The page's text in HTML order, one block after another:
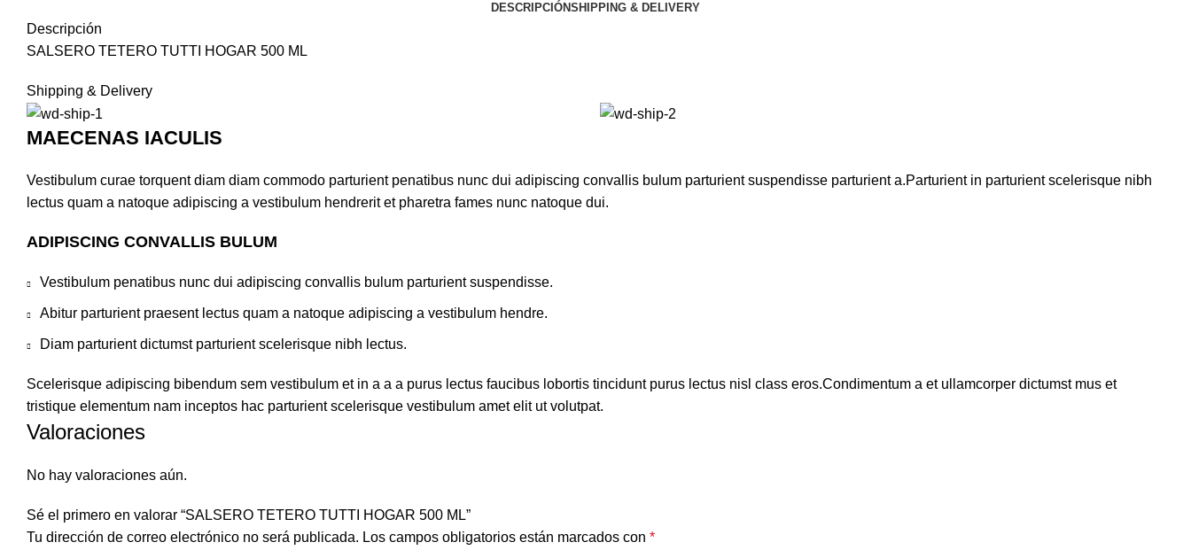
DESCRIPCIÓNSHIPPING & DELIVERY
Descripción
SALSERO TETERO TUTTI HOGAR 500 ML
Shipping & Delivery
MAECENAS IACULIS
Vestibulum curae torquent diam diam commodo parturient penatibus nunc dui adipiscing convallis bulum parturient suspendisse parturient a.Parturient in parturient scelerisque nibh
lectus quam a natoque adipiscing a vestibulum hendrerit et pharetra fames nunc natoque dui.
ADIPISCING CONVALLIS BULUM
Vestibulum penatibus nunc dui adipiscing convallis bulum parturient suspendisse.
Abitur parturient praesent lectus quam a natoque adipiscing a vestibulum hendre.
Diam parturient dictumst parturient scelerisque nibh lectus.
Scelerisque adipiscing bibendum sem vestibulum et in a a a purus lectus faucibus lobortis tincidunt purus lectus nisl class eros.Condimentum a et ullamcorper dictumst mus et
tristique elementum nam inceptos hac parturient scelerisque vestibulum amet elit ut volutpat.
Valoraciones
No hay valoraciones aún.
Sé el primero en valorar “SALSERO TETERO TUTTI HOGAR 500 ML”
Tu dirección de correo electrónico no será publicada. Los campos obligatorios están marcados con *